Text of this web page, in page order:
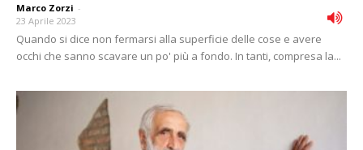
Marco Zorzi -
23 Aprile 2023
Quando si dice non fermarsi alla superficie delle cose e avere
occhi che sanno scavare un po' più a fondo. In tanti, compresa la...